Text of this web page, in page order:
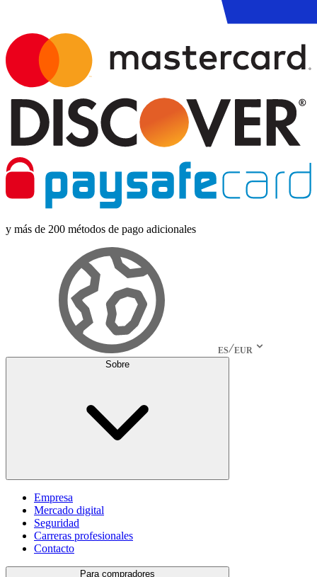
y más de 200 métodos de pago adicionales
ES EUR
Sobre
Empresa
Mercado digital
Seguridad
Carreras profesionales
Contacto
Para compradores